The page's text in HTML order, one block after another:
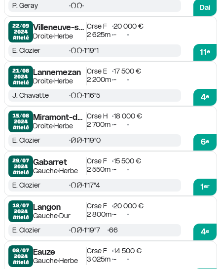
Dai
P. Geray
22/09
2024
Attelé
Villeneuve-sur-Lot
DroiteHerbe
Crse F
20 000 €
2 625m -
11e
E. Clozier 1'19''1
21/08
2024
Attelé
Lannemezan
DroiteHerbe
Crse E
17 500 €
2 200m -
4e
J. Chavatte 1'16''5
15/08
2024
Attelé
Miramont-de-Guyenne
DroiteHerbe
Crse H
18 000 €
2 700m -
6e
E. Clozier 1'19''0
29/07
2024
Attelé
Gabarret
GaucheHerbe
Crse F
15 500 €
2 550m -
1er
E. Clozier 1'17''4
18/07
2024
Attelé
Langon
GaucheDur
Crse F
20 000 €
2 800m -
4e
E. Clozier 1'19''7 66
08/07
2024
Attelé
Eauze
GaucheHerbe
Crse F
14 500 €
3 025m -